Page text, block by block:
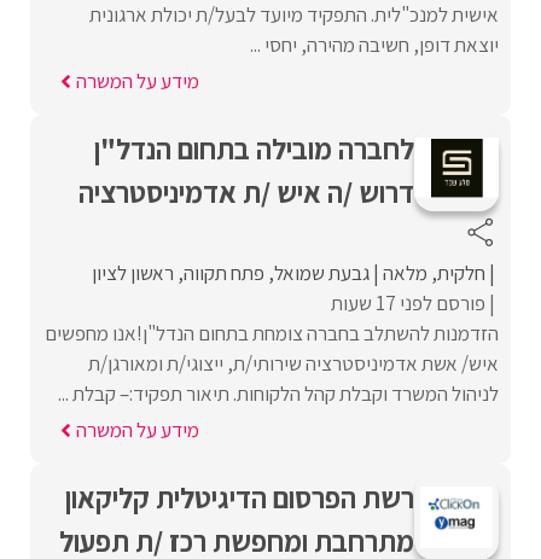
אישית למנכ"לית. התפקיד מיועד לבעל/ת יכולת ארגונית
יוצאת דופן, חשיבה מהירה, יחסי ...
מידע על המשרה
לחברה מובילה בתחום הנדל"ן
דרוש /ה איש /ת אדמיניסטרציה
חלקית מלאה גבעת שמואל פתח תקווה ראשון לציון
פורסם לפני 17 שעות
הזדמנות להשתלב בחברה צומחת בתחום הנדל"ן!אנו מחפשים
איש/ אשת אדמיניסטרציה שירותי/ת, ייצוגי/ת ומאורגן/ת
לניהול המשרד וקבלת קהל הלקוחות. תיאור תפקיד:– קבלת ...
מידע על המשרה
רשת הפרסום הדיגיטלית קליקאון
מתרחבת ומחפשת רכז /ת תפעול